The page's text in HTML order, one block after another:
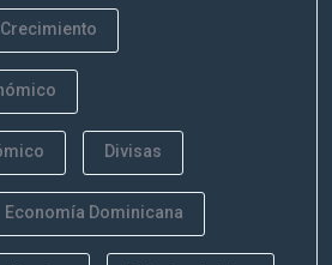
Crecimiento
Divisas
Economía Dominicana